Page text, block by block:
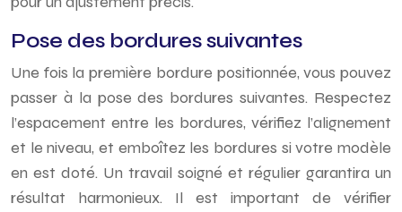
Pose des bordures suivantes
Une fois la première bordure positionnée, vous pouvez
passer à la pose des bordures suivantes. Respectez
l’espacement entre les bordures, vérifiez l’alignement
et le niveau, et emboîtez les bordures si votre modèle
en est doté. Un travail soigné et régulier garantira un
résultat harmonieux. Il est important de vérifier